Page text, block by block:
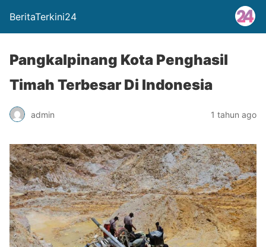
BeritaTerkini24
Pangkalpinang Kota Penghasil
Timah Terbesar Di Indonesia
admin 1 tahun ago